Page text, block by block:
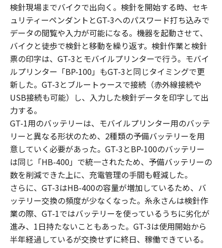
検針現場までバイクで出向く。検針を開始する時、セキ
ュリティーペンダントとGT-3へのパスワード打ち込みで
データの閲覧や入力が可能になる。機器を起動させて、
バイクと徒歩で検針と移動を繰り返す。検針作業と検針
票の印字は、GT-3とモバイルプリンターで行う。モバイ
ルプリンター「BP-100」もGT-3と同じタイミングで更
新した。GT-3とブルートゥースで接続（赤外線接続や
USB接続も可能）し、入力した検針データを印字して出
力する。
GT-1用のバッテリーは、モバイルプリンター用のバッテ
リーと異なる形状のため、2種類の予備バッテリーを用
意していく必要があった。GT-3とBP-100のバッテリー
は同じ「HB-400」で統一されたため、予備バッテリーの
数を削減できた上に、充電管理の手間も軽減した。
さらに、GT-3はHB-400の容量が増加しているため、バ
ッテリー交換の頻度が少なくなった。糸永さんは検針作
業の際、GT-1ではバッテリーを使っているうちに劣化が
進み、1日持たないこともあった。GT-3は使用開始から
半年経過しているが交換せずに終日、稼働できている。